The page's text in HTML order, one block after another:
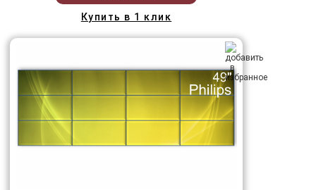
Купить в 1 клик